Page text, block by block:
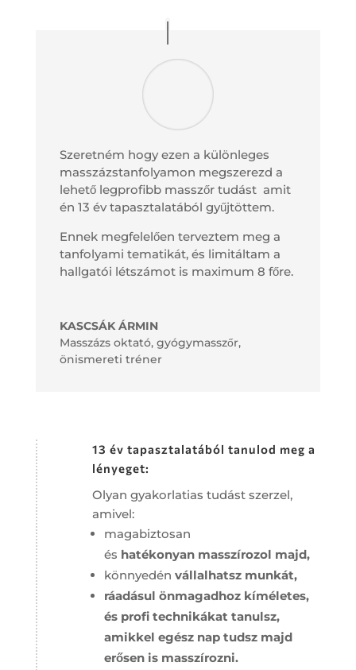
Szeretném hogy ezen a különleges
masszázstanfolyamon megszerezd a
lehető legprofibb masszőr tudást amit
én 13 év tapasztalatából gyűjtöttem.
Ennek megfelelően terveztem meg a
tanfolyami tematikát, és limitáltam a
hallgatói létszámot is maximum 8 főre.
KASCSÁK ÁRMIN
Masszázs oktató, gyógymasszőr,
önismereti tréner
13 év tapasztalatából tanulod meg a
lényeget:
Olyan gyakorlatias tudást szerzel,
amivel:
magabiztosan
és hatékonyan masszírozol majd,
könnyedén vállalhatsz munkát,
ráadásul önmagadhoz kíméletes,
és profi technikákat tanulsz,
amikkel egész nap tudsz majd
erősen is masszírozni.